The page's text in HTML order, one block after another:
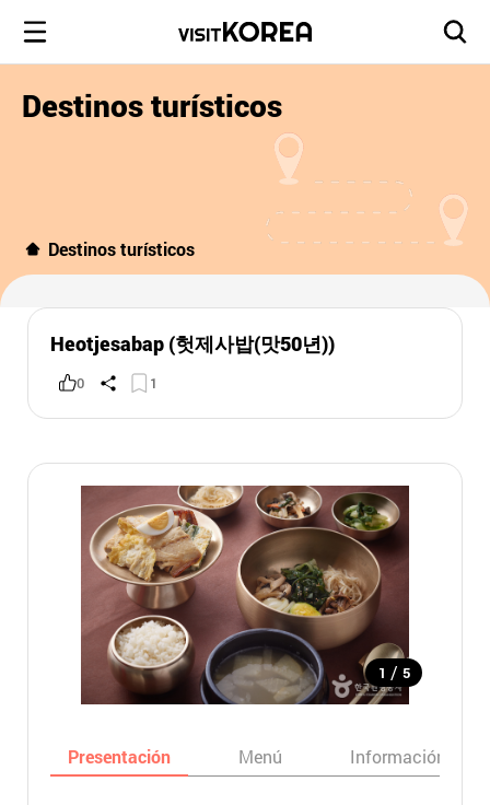
Destinos turísticos
Destinos turísticos
Heotjesabap (헛제사밥(맛50년))
0 1
1 / 5
Presentación Menú Información